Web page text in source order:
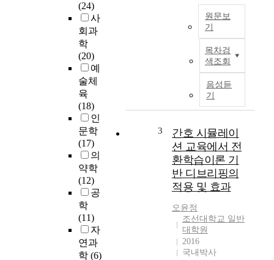
(24)
사
회과
학
(20)
예
술체
육
(18)
인
문학
(17)
의
약학
(12)
공
학
(11)
자
연과
학 (6)
원문보
기
목차검
색조회
음성듣
기
3
간호 시뮬레이
션 교육에서 전
환학습이론 기
반 디브리핑의
적용 및 효과
오윤정
조선대학교 일반
대학원
2016
국내박사